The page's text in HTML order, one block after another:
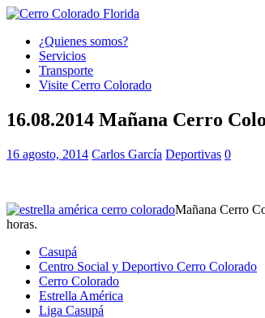
¿Quienes somos?
Servicios
Transporte
Visite Cerro Colorado
16.08.2014 Mañana Cerro
16 agosto, 2014 Carlos García Deportivas 0
Mañana Cerro
horas.
Casupá
Centro Social y Deportivo Cerro Colorado
Cerro Colorado
Estrella América
Liga Casupá